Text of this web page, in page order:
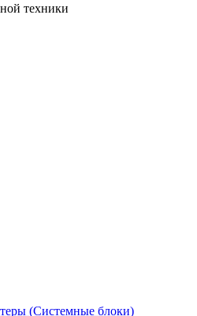
техники
(Системные блоки)